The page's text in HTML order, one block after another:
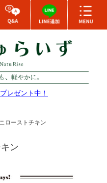
レゼント中！
ローストチキン
ン